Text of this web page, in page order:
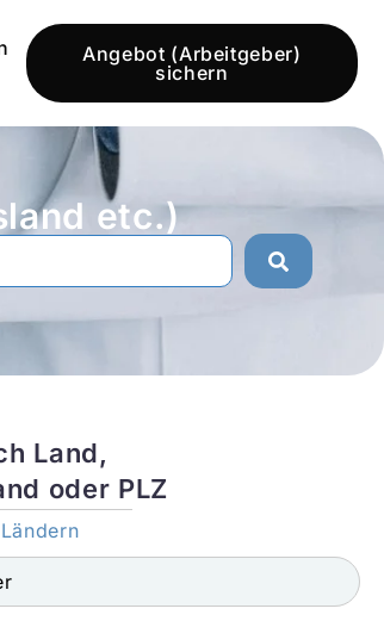
Angebot (Arbeitgeber)
sichern
etc.)
Land,
oder PLZ